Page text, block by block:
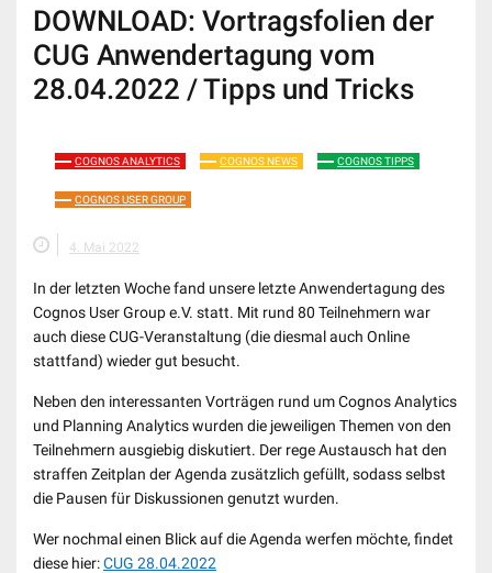
DOWNLOAD: Vortragsfolien der
CUG Anwendertagung vom
28.04.2022 / Tipps und Tricks
COGNOS ANALYTICS COGNOS NEWS COGNOS TIPPS
COGNOS USER GROUP
4. Mai 2022
In der letzten Woche fand unsere letzte Anwendertagung des
Cognos User Group e.V. statt. Mit rund 80 Teilnehmern war
auch diese CUG-Veranstaltung (die diesmal auch Online
stattfand) wieder gut besucht.
Neben den interessanten Vorträgen rund um Cognos Analytics
und Planning Analytics wurden die jeweiligen Themen von den
Teilnehmern ausgiebig diskutiert. Der rege Austausch hat den
straffen Zeitplan der Agenda zusätzlich gefüllt, sodass selbst
die Pausen für Diskussionen genutzt wurden.
Wer nochmal einen Blick auf die Agenda werfen möchte, findet
diese hier:CUG 28.04.2022